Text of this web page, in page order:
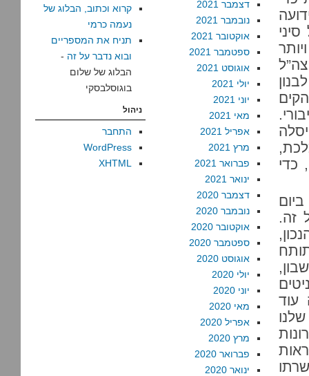
כדי
זה.
עוד
דצמבר 2021
נובמבר 2021
אוקטובר 2021
ספטמבר 2021
אוגוסט 2021
יולי 2021
יוני 2021
מאי 2021
אפריל 2021
מרץ 2021
פברואר 2021
ינואר 2021
דצמבר 2020
נובמבר 2020
אוקטובר 2020
ספטמבר 2020
אוגוסט 2020
יולי 2020
יוני 2020
מאי 2020
אפריל 2020
מרץ 2020
פברואר 2020
ינואר 2020
קרוא וכתוב, הבלוג של
נעמה כרמי
תניח את המספריים
ובוא נדבר על זה -
הבלוג של שלום
בוגוסלבסקי
ניהול
התחבר
WordPress
XHTML